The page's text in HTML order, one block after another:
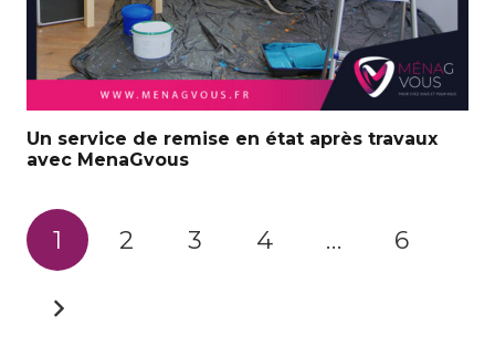
Un service de remise en état après travaux
avec MenaGvous
1 2 3 4 … 6